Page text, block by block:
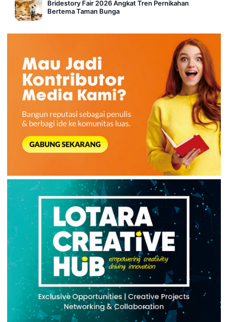
Bridestory Fair 2026 Angkat Tren Pernikahan
Bertema Taman Bunga